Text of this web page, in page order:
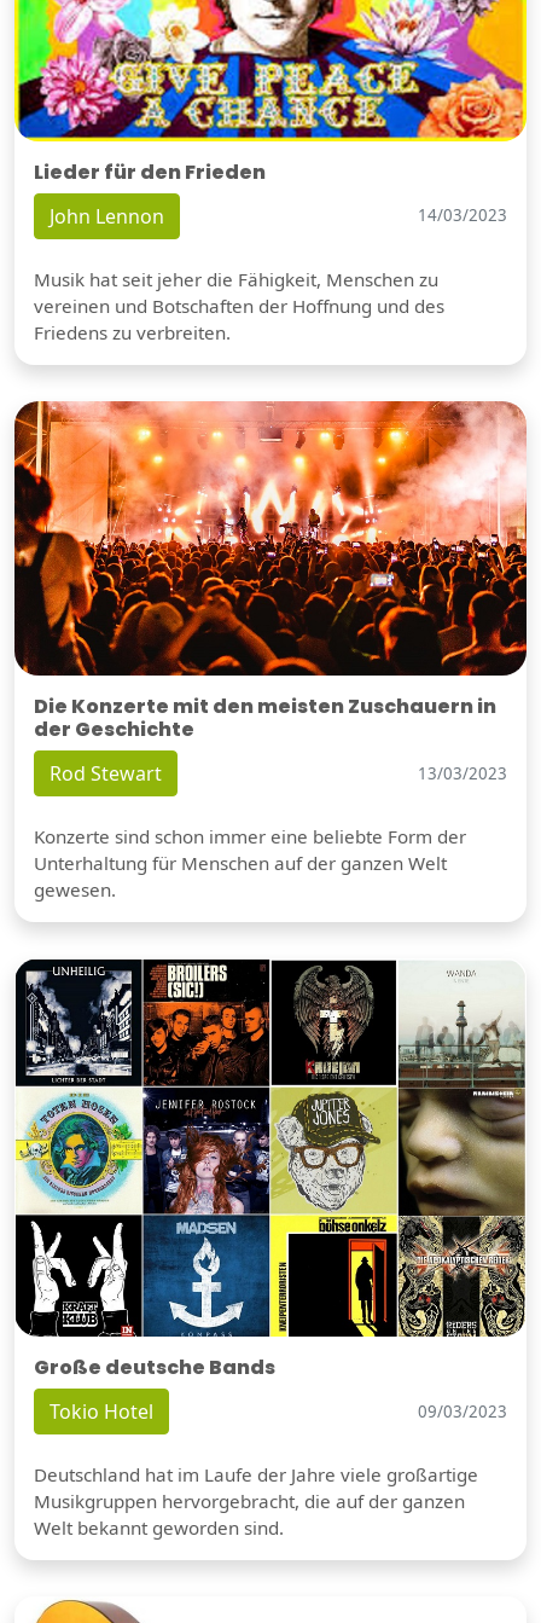
Lieder für den Frieden
John Lennon 14/03/2023
Musik hat seit jeher die Fähigkeit, Menschen zu
vereinen und Botschaften der Hoffnung und des
Friedens zu verbreiten.
Die Konzerte mit den meisten Zuschauern in
der Geschichte
Rod Stewart 13/03/2023
Konzerte sind schon immer eine beliebte Form der
Unterhaltung für Menschen auf der ganzen Welt
gewesen.
Große deutsche Bands
Tokio Hotel 09/03/2023
Deutschland hat im Laufe der Jahre viele großartige
Musikgruppen hervorgebracht, die auf der ganzen
Welt bekannt geworden sind.